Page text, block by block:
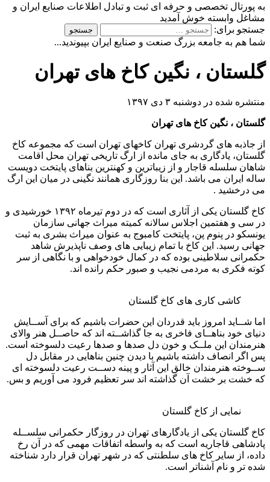
به پورتال تخصصی و حرفه ای ثبت و تبادل اطلاعات صنایع ایران و
مشاغل وابسته خوش آمدید
جستجو برای:
شما هم به جامعه بزرگ صنعت و صنایع ایران بپیوندید...
گلستان ، نگین کاخ های تهران
منتشره شده در دوشنبه ۳ دی ۱۳۹۷
گلستان ، نگین کاخ های تهران
از جاذبه های گردشری تهران کاخهای تهران است که مجموعه کاخ
گلستان، یادگاری به جای مانده از ارگ تاریخی تهران محل اقامت
شاهان سلسله قاجار و از زیباترین و کهنترین بناهای پایتخت دویست
ساله ایران می باشد. این بنا روزگاری همانند نگینی در میان این ارگ
می درخشید .
کاخ گلستان یکی از آثاری است که در دوم تیرماه ۱۳۹۲ خورشیدی و
در سی و هفتمین اجلاس سالانه کمیته میراث جهانی سازمان
یونسکو در پنوم پن، پایتخت کامبوج به عنوان میراث بشری به ثبت
جهانی رسید. این کاخ با تمام زیبایی های وصف ناپذیرش شاهد
حکمرانی سلاطینی بوده که در کمال خودخواهی و با نگاهی از سر
کوته فکری به مردمی نجیب و صبور حکم رانده اند.
کاشی کاری های کاخ گلستان
اما شــاید امروز باید قدردان این حضرات باشیم که برای آســایش
دنیای خود بناهــای فاخری به جا گذاشــته اند که حاصــل هنر والای
هنرمندان این ملــک و خون دل صدها و صدها رعیت دلسوخته است.
پس اگر انصاف داشته باشیم با دیدن چنین بناهایی در مقابل دل
ســوخته هنرمندان خالق این آثار و پینه دســت رعیت دلسوخته ای
که خشت بر خشت آن گذاشته اند سر تعظیم فرود می آوریم و بس.
نمایی از کاخ گلستان
کاخ گلستان یکی از یادگارهای تهران در روزگار حکمرانی سلســله
پادشاهی قاجاریه است که به واسطه اتفاقات مهمی که در آن رخ
داده، از سایر کاخ های سلطنتی که در شهر تهران قرار دارد شناخته
شده تر و نام آشناتر است.